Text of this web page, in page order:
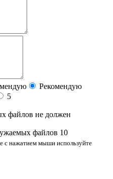
Рекомендую
5
файлов не должен
файлов 10
с нажатием мыши используйте